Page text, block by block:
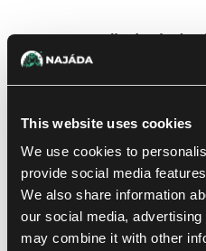
This website uses cookies
We use cookies to
provide social media
We also share information
our social media,
may combine it with other
V případě zájmu nebo
Do emailu se, prosíme,
povahové rysy, věk a